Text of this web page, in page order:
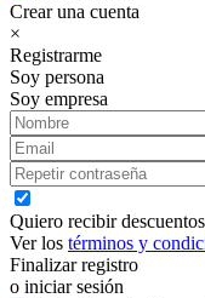
Crear una cuenta
×
Registrarme
Soy persona
Soy empresa
Quiero recibir
Ver los términos y
Finalizar registro
o iniciar sesión